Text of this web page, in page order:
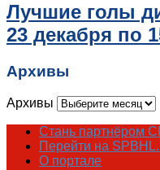
Лучшие голы
23 декабря по
Архивы
Архивы
Стань партнёром
Перейти на
О портале